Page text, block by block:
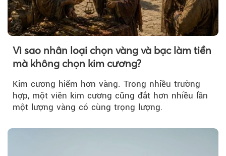
Vì sao nhân loại chọn vàng và bạc làm tiền
mà không chọn kim cương?
Kim cương hiếm hơn vàng. Trong nhiều trường
hợp, một viên kim cương cũng đắt hơn nhiều lần
một lượng vàng có cùng trọng lượng.